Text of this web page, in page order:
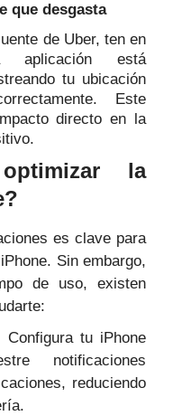
que desgasta
de Uber, ten en
está
tu ubicación
Este
directo en la
la
es clave para
Sin embargo,
de uso, existen
Configura tu iPhone
notificaciones
reduciendo